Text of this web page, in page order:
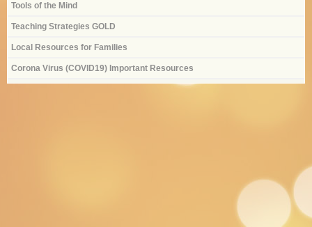
Tools of the Mind
Teaching Strategies GOLD
Local Resources for Families
Corona Virus (COVID19) Important Resources